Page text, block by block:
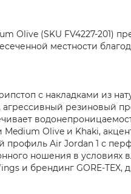
Olive (SKU FV4227-
местности
с накладками из
резиновый
Olive и Khaki,
профиль Air Jordan 1 с
ношения в условиях
и брендинг GORE-TEX,